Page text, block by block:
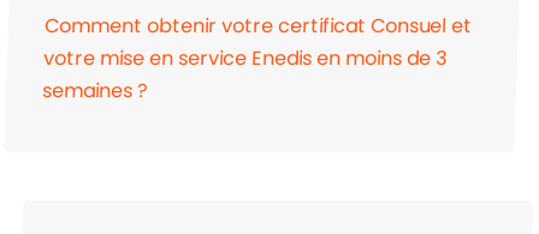
Comment obtenir votre certificat Consuel et
votre mise en service Enedis en moins de 3
semaines ?